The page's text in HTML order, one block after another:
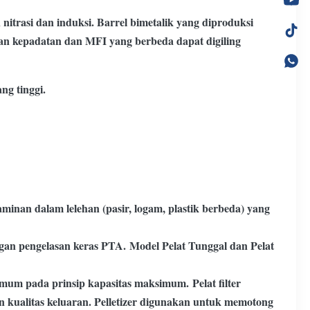
dan induksi. Barrel bimetalik yang diproduksi
kepadatan dan MFI yang berbeda dapat digiling
tinggi.
dalam lelehan (pasir, logam, plastik berbeda) yang
pengelasan keras PTA. Model Pelat Tunggal dan Pelat
pada prinsip kapasitas maksimum. Pelat filter
kualitas keluaran. Pelletizer digunakan untuk memotong